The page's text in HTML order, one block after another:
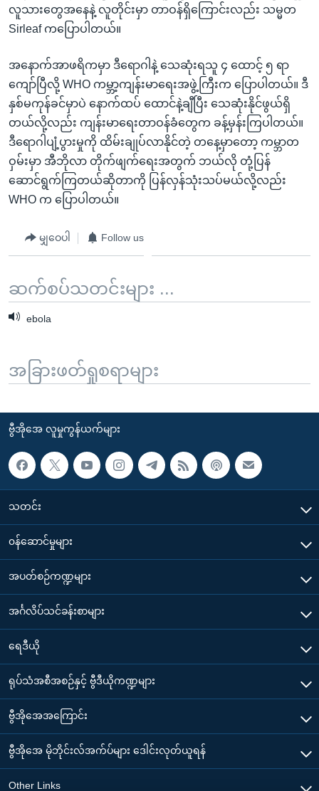
လူသားတွေအနေနဲ့ လူတိုင်းမှာ တာဝန်ရှိကြောင်းလည်း သမ္မတ
Sirleaf ကပြောပါတယ်။
အနောက်အာဖရိကမှာ ဒီရောဂါနဲ့ သေဆုံးရသူ ၄ ထောင့် ၅ ရာ
ကျော်ပြီလို့ WHO ကမ္ဘာ့ကျန်းမာရေးအဖွဲ့ကြီးက ပြောပါတယ်။ ဒီ
နှစ်မကုန်ခင်မှာပဲ နောက်ထပ် ထောင်နဲ့ချီပြီး သေဆုံးနိုင်ဖွယ်ရှိ
တယ်လို့လည်း ကျန်းမာရေးတာဝန်ခံတွေက ခန့်မှန်းကြပါတယ်။
ဒီရောဂါပျံ့ပွားမှုကို ထိမ်းချုပ်လာနိုင်တဲ့ တနေ့မှာတော့ ကမ္ဘာတ
ဝှမ်းမှာ အီဘိုလာ တိုက်ဖျက်ရေးအတွက် ဘယ်လို တုံ့ပြန်
ဆောင်ရွက်ကြတယ်ဆိုတာကို ပြန်လှန်သုံးသပ်မယ်လို့လည်း
WHO က ပြောပါတယ်။
မျှဝေပါ Follow us
ဆက်စပ်သတင်းများ ...
ebola
အခြားဖတ်ရှုစရာများ
ဗွီအိုအေ လူမှုကွန်ယက်များ
သတင်း
၀န်ဆောင်မှုများ
အပတ်စဉ်ကဏ္ဍများ
အင်္ဂလိပ်သင်ခန်းစာများ
ရေဒီယို
ရုပ်သံအစီအစဉ်နှင့် ဗွီဒီယိုကဏ္ဍများ
ဗွီအိုအေအကြောင်း
ဗွီအိုအေ မိုဘိုင်းလ်အက်ပ်များ ဒေါင်းလုတ်ယူရန်
Other Links